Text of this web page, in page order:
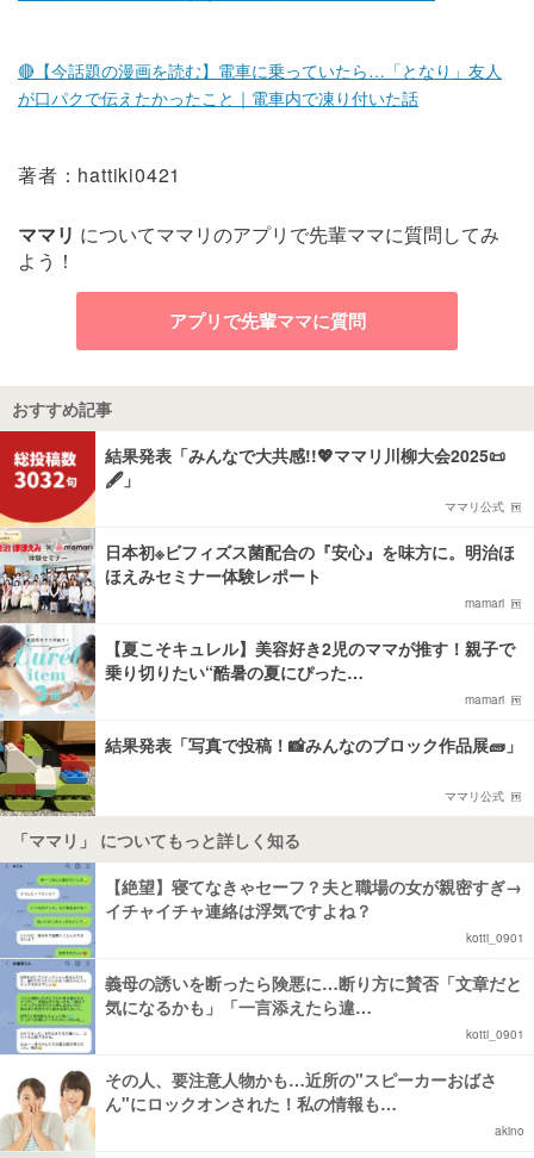
🔴【今話題の漫画を読む】電車に乗っていたら…「となり」友人
が口パクで伝えたかったこと｜電車内で凍り付いた話
著者：hattiki0421
ママリ についてママリのアプリで先輩ママに質問してみ
よう！
アプリで先輩ママに質問
おすすめ記事
結果発表「みんなで大共感!!💖ママリ川柳大会2025📜
🖋️」
ママリ公式
日本初※ビフィズス菌配合の『安心』を味方に。明治ほ
ほえみセミナー体験レポート
mamari
【夏こそキュレル】美容好き2児のママが推す！親子で
乗り切りたい“酷暑の夏にぴった…
mamari
結果発表「写真で投稿！📸みんなのブロック作品展🧱」
ママリ公式
「ママリ」 についてもっと詳しく知る
【絶望】寝てなきゃセーフ？夫と職場の女が親密すぎ→
イチャイチャ連絡は浮気ですよね？
kotti_0901
義母の誘いを断ったら険悪に…断り方に賛否「文章だと
気になるかも」「一言添えたら違…
kotti_0901
その人、要注意人物かも…近所の"スピーカーおばさ
ん"にロックオンされた！私の情報も…
akino